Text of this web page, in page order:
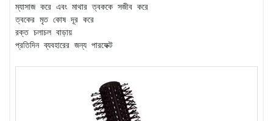
ম্যাসাজ করে এবং মাথার ত্বককে সজীব করে
ত্বকের মৃত কোষ দূর করে
রক্ত চলাচল বাড়ায়
প্রতিদিন ব্যবহারের জন্য পারফেক্ট